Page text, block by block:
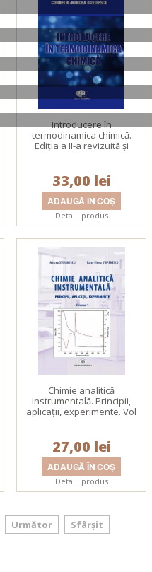
Introducere în
termodinamica chimică.
Ediţia a II-a revizuită şi
adăugită
33,00 lei
Detalii produs
Chimie analitică
instrumentală. Principii,
aplicaţii, experimente. Vol
27,00 lei
Detalii produs
Următor Sfârșit